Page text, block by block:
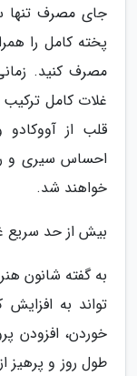
جای مصرف تنها
پخته کامل را
مصرف کنید.
غلات کامل
قلب از
احساس سیری و
خواهند شد.
بیش از حد سریع
به گفته شانون
تواند به
خوردن، افزودن
طول روز و پرهیز